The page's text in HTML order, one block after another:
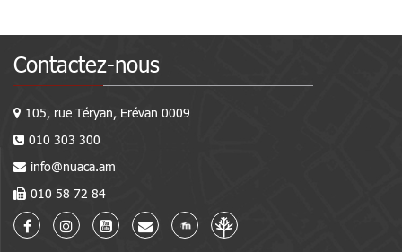
Contactez-nous
105, rue Téryan, Erévan 0009
010 303 300
info@nuaca.am
010 58 72 84